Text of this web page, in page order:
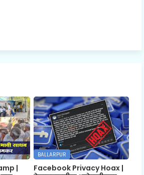
|
BALLARPUR
Facebook Privacy Hoax |